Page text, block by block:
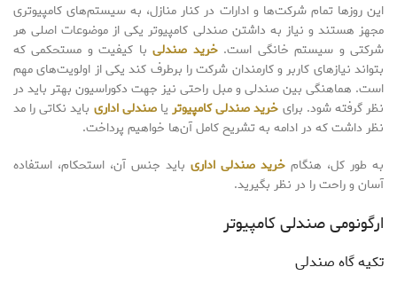
این روزها تمام شرکت‌ها و ادارات در کنار منازل، به سیستم‌های کامپیوتری
مجهز هستند و نیاز به داشتن صندلی کامپیوتر یکی از موضوعات اصلی هر
شرکتی و سیستم خانگی است.خرید صندلیبا کیفیت و مستحکمی که
بتواند نیازهای کاربر و کارمندان شرکت را برطرف کند یکی از اولویت‌های مهم
است. هماهنگی بین صندلی و مبل راحتی نیز جهت دکوراسیون بهتر باید در
نظر گرفته شود. برای خرید صندلی کامپیوتر یاصندلی اداری باید نکاتی را مد
نظر داشت که در ادامه به تشریح کامل آن‌ها خواهیم پرداخت.
به طور کل، هنگام خرید صندلی اداری باید جنس آن، استحکام، استفاده
آسان و راحت را در نظر بگیرید.
ارگونومی صندلی کامپیوتر
تکیه گاه صندلی